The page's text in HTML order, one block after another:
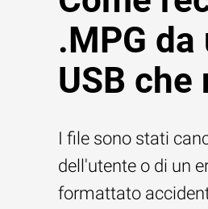
.MPG
USB che
I file sono stati
dell'utente o di un
formattato